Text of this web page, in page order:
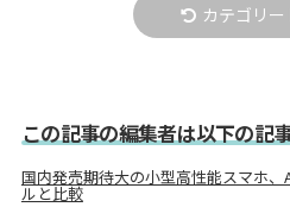
カテゴリ
この記事の編集者は以下の記
国内発売期待大の小型高性能スマホ
ルと比較